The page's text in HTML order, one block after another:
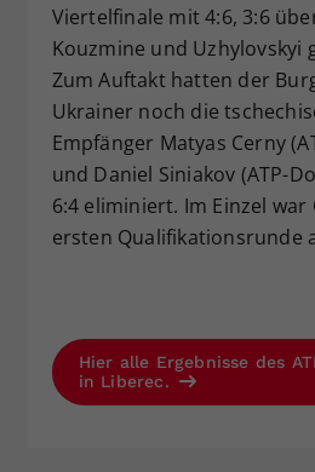
Viertelfinale mit 4:6, 3:6
Kouzmine und Uzhylovskyi
Zum Auftakt hatten der
Ukrainer noch die
Empfänger Matyas Cerny
und Daniel Siniakov (ATP-
6:4 eliminiert. Im Einzel
ersten Qualifikationsrunde
Hier alle Ergebnisse des
in Liberec.